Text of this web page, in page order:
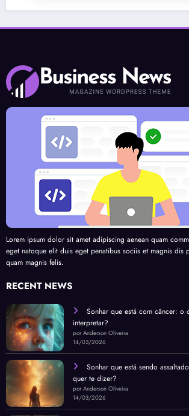
Lorem ipsum dolor sit amet adipiscing aenean quam
eget natoque elit duis eget penatibus sociis et magnis dis
quam magnis felis.
RECENT NEWS
Sonhar que está com câncer: o
interpretar?
por Anderson Oliveira
14/03/2026
Sonhar que está sendo
quer te dizer?
por Anderson Oliveira
14/03/2026